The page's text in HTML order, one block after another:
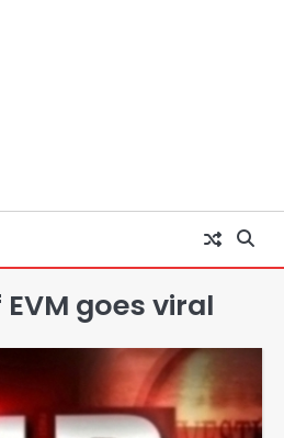
goes viral
Airport Plane Crash: